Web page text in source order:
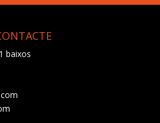
baixos